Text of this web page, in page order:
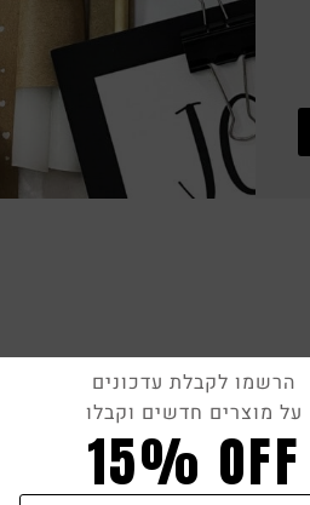
הרשמו לקבלת עדכונים
על מוצרים חדשים וקבלו
15% OFF